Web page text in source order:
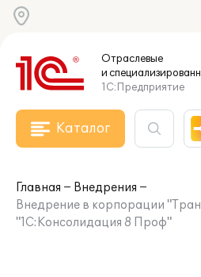
Отраслевые
и
1С:Предприятие
Каталог
Главная
Внедрения
Внедрение в корпорации
"1С:Консолидация 8 Проф"